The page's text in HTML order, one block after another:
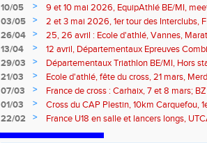
10/05
>
9 et 10 mai 2026, EquipAthlé BE/MI,
marathon de la Loire
03/05 >
2 et 3 mai 2026, 1er tour des Interclubs,
traversée de la Baie
26/04 >
25, 26 avril : Ecole d'athlé, Vannes,
Isle
13/04 >
12 avril, Départementaux Epreuves
marathon de Paris
29/03 >
Départementaux Triathlon BE/MI, Hors
21/03
>
Ecole d'athlé, fête du cross, 21 mars,
07/03
>
France de cross : Carhaix, 7 et 8 mars;
Brieuc, 7 mars
01/03 >
Cross du CAP Plestin, 10km Carquefou,
22/02
> France U18 en salle et lancers longs,